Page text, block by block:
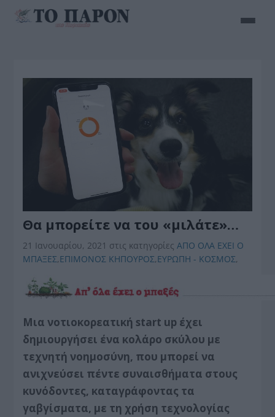
Θα μπορείτε να του «μιλάτε»…
21 Ιανουαρίου, 2021 στις κατηγορίεςΑΠΟ ΟΛΑ ΕΧΕΙ Ο
ΜΠΑΞΕΣ,ΕΠΙΜΟΝΟΣ ΚΗΠΟΥΡΟΣ,ΕΥΡΩΠΗ - ΚΟΣΜΟΣ,
Μια νοτιοκορεατική start up έχει
δημιουργήσει ένα κολάρο σκύλου με
τεχνητή νοημοσύνη, που μπορεί να
ανιχνεύσει πέντε συναισθήματα στους
κυνόδοντες, καταγράφοντας τα
γαβγίσματα, με τη χρήση τεχνολογίας